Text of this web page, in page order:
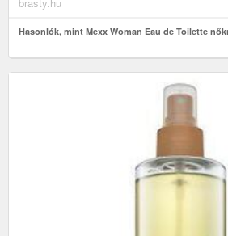
brasty.hu
Hasonlók, mint Mexx Woman Eau de Toilette